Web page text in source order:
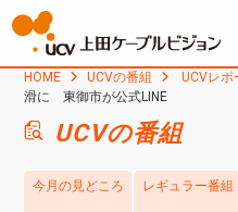
HOME UCVの番組 UCVレポ
滑に 東御市が公式LINE
UCVの番組
今月の見どころ レギュラー番組